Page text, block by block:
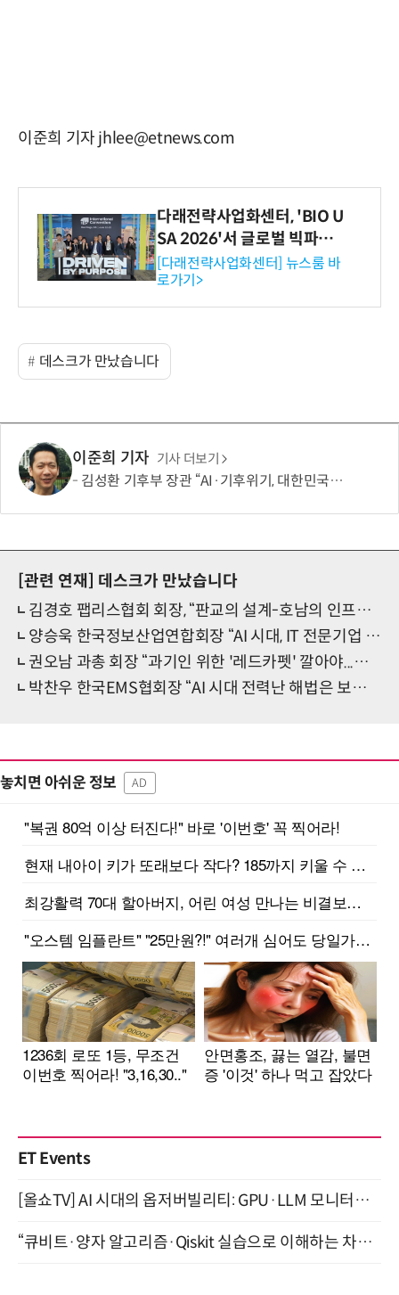
이준희 기자 jhlee@etnews.com
다래전략사업화센터, 'BIO U
SA 2026'서 글로벌 빅파마
와의 비즈니스 미팅 지원…K
-바이오 해외 진출 교두보 확
보
[다래전략사업화센터] 뉴스룸 바
로가기>
데스크가 만났습니다
이준희 기자 기사 더보기
김성환 기후부 장관 “AI·기후위기, 대한민국이 함께 해결할 첫 국가 될 것”
[관련 연재]
데스크가 만났습니다
김경호 팹리스협회 회장, “판교의 설계-호남의 인프라 잇는 국가적 반도체 전략 세워야”
양승욱 한국정보산업연합회장 “AI 시대, IT 전문기업 소외되지 않도록…협·단체 간 동반자 모델 구축”
권오남 과총 회장 “과기인 위한 '레드카펫' 깔아야...과총 역할 확대도 추진”
박찬우 한국EMS협회장 “AI 시대 전력난 해법은 보이지 않는 발전소, EMS”
놓치면 아쉬운 정보 AD
ET Events
[올쇼TV] AI 시대의 옵저버빌리티: GPU·LLM 모니터링부터 AI 기반 장애 대응까지 (8/11 생방송)
“큐비트·양자 알고리즘·Qiskit 실습으로 이해하는 차세대 컴퓨팅” (8/28)